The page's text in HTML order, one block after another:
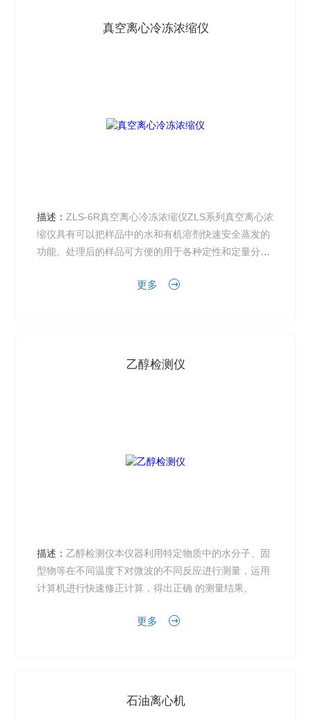
真空离心冷冻浓缩仪
描述： ZLS-6R真空离心冷冻浓缩仪ZLS系列真空离心浓
缩仪具有可以把样品中的水和有机溶剂快速安全蒸发的
功能。处理后的样品可方便的用于各种定性和定量分析-
更多
乙醇检测仪
描述： 乙醇检测仪本仪器利用特定物质中的水分子、固
型物等在不同温度下对微波的不同反应进行测量，运用
计算机进行快速修正计算，得出正确 的测量结果。
更多
石油离心机